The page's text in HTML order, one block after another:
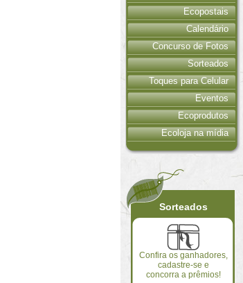
Ecopostais
Calendário
Concurso de Fotos
Sorteados
Toques para Celular
Eventos
Ecoprodutos
Ecoloja na mídia
Sorteados
Confira os ganhadores,
cadastre-se e
concorra a prêmios!